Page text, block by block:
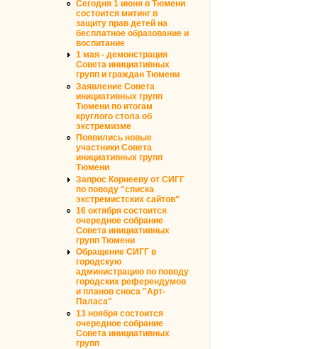
Сегодня 1 июня в Тюмени
состоится митинг в
защиту прав детей на
бесплатное образование и
воспитание
1 мая - демонстрация
Совета инициативных
групп и граждан Тюмени
Заявление Совета
инициативных групп
Тюмени по итогам
круглого стола об
экстремизме
Появились новые
участники Совета
инициативных групп
Тюмени
Запрос Корнееву от СИГГ
по поводу "списка
экстремистских сайтов"
16 октября состоится
очередное собрание
Совета инициативных
групп Тюмени
Обращение СИГГ в
городскую
администрацию по поводу
городских референдумов
и планов сноса "Арт-
Паласа"
13 ноября состоится
очередное собрание
Совета инициативных
групп